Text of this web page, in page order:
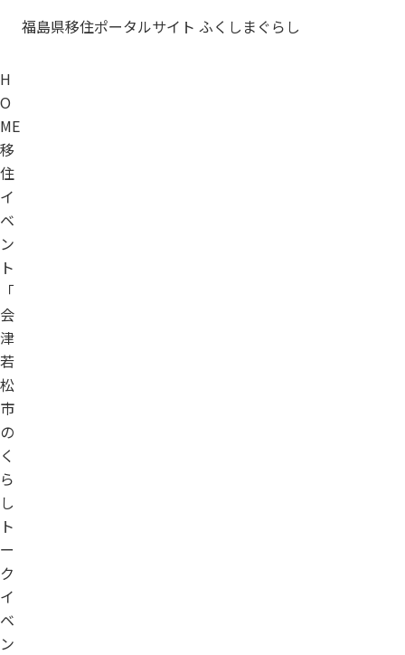
福島県移住ポータルサイト ふくしまぐらし
H
O
ME
移
住
イ
ベ
ン
ト
「
会
津
若
松
市
の
く
ら
し
ト
ー
ク
イ
ベ
ン